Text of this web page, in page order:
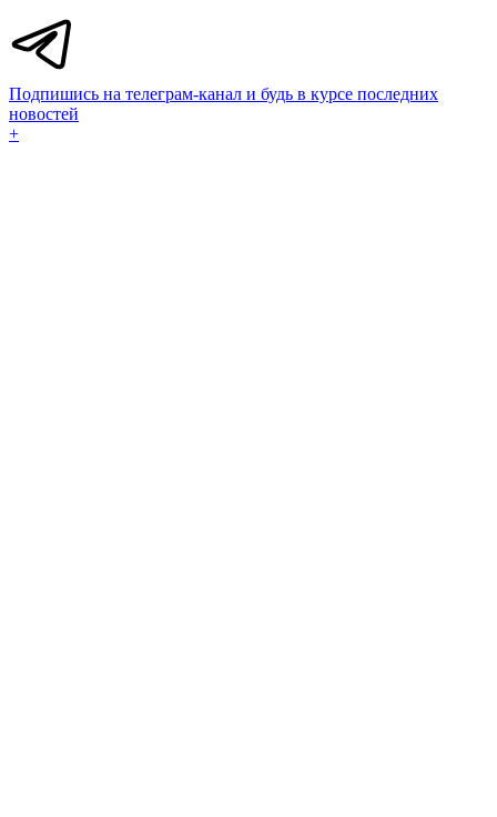
Подпишись на телеграм-канал и будь в курсе последних
новостей
+